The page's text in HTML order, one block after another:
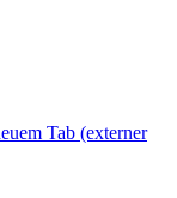
Tab (externer